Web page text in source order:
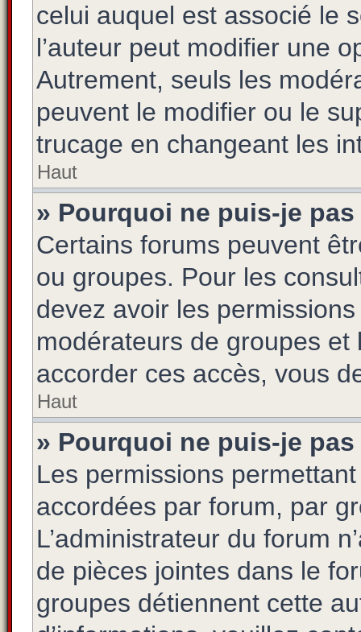
celui auquel est associé le
l’auteur peut modifier une
Autrement, seuls les
peuvent le modifier ou le
trucage en changeant les
Haut
» Pourquoi ne puis-je
Certains forums peuvent
ou groupes. Pour les
devez avoir les
modérateurs de groupes
accorder ces accès, vous
Haut
» Pourquoi ne puis-je
Les permissions
accordées par forum, par
L’administrateur du forum
de pièces jointes dans le
groupes détiennent cette